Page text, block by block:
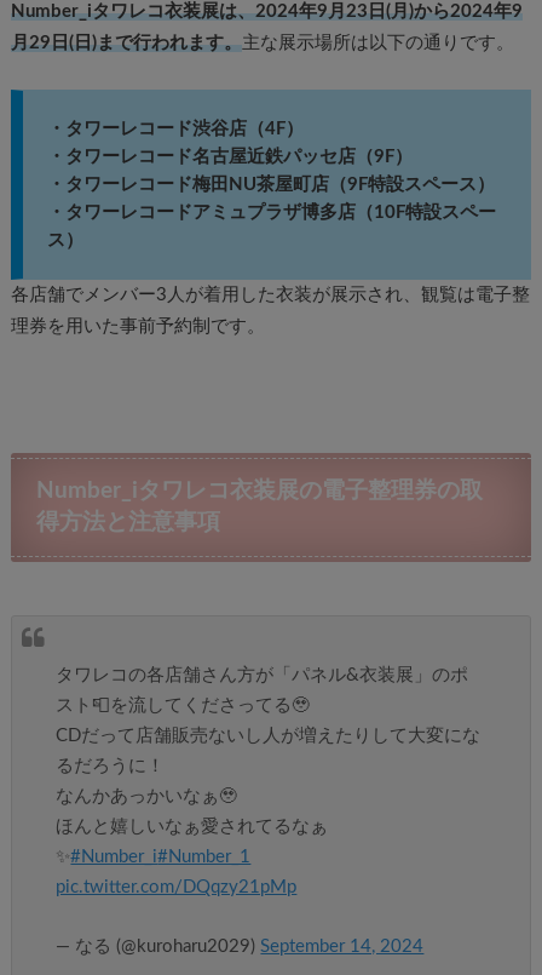
Number_iタワレコ衣装展は、2024年9月23日(月)から2024年9
月29日(日)まで行われます。主な展示場所は以下の通りです。
・タワーレコード渋谷店（4F）
・タワーレコード名古屋近鉄パッセ店（9F）
・タワーレコード梅田NU茶屋町店（9F特設スペース）
・タワーレコードアミュプラザ博多店（10F特設スペー
ス）
各店舗でメンバー3人が着用した衣装が展示され、観覧は電子整
理券を用いた事前予約制です。
Number_iタワレコ衣装展の電子整理券の取
得方法と注意事項
タワレコの各店舗さん方が「パネル&衣装展」のポ
スト📮を流してくださってる🥹
CDだって店舗販売ないし人が増えたりして大変にな
るだろうに！
なんかあっかいなぁ🥹
ほんと嬉しいなぁ愛されてるなぁ
✨#Number_i#Number_1
pic.twitter.com/DQqzy21pMp
— なる (@kuroharu2029)September 14, 2024